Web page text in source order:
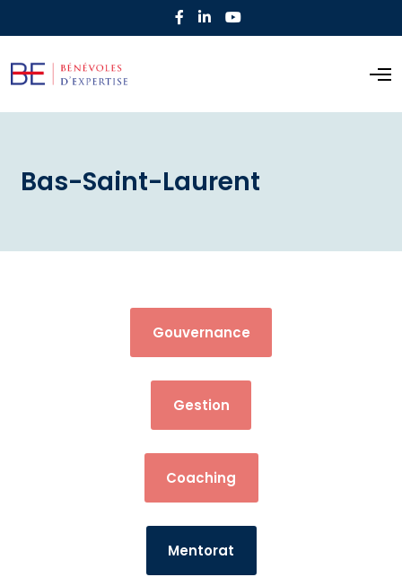
Bas-Saint-Laurent
Gouvernance
Gestion
Coaching
Mentorat